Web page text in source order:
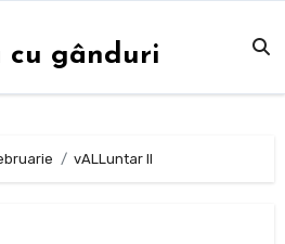
cu gânduri
vALLuntar II